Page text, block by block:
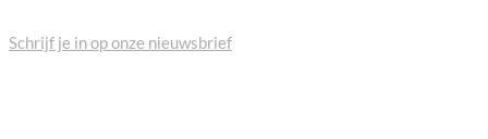
Schrijf je in op onze nieuwsbrief